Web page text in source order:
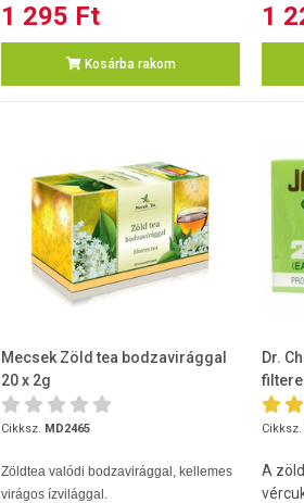
1 295 Ft
Kosárba rakom
1
Mecsek Zöld tea bodzavirággal
20 x 2g
Cikksz. MD2465
Zöldtea valódi bodzavirággal, kellemes
virágos ízvilággal.
Dr.
Cikksz.
A